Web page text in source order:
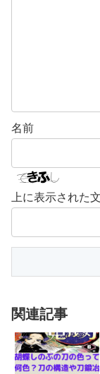
名前
上に表示された
関連記事